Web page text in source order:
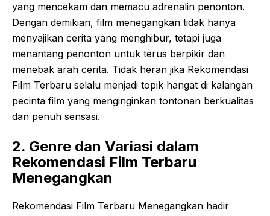
yang mencekam dan memacu adrenalin penonton.
Dengan demikian, film menegangkan tidak hanya
menyajikan cerita yang menghibur, tetapi juga
menantang penonton untuk terus berpikir dan
menebak arah cerita. Tidak heran jika Rekomendasi
Film Terbaru selalu menjadi topik hangat di kalangan
pecinta film yang menginginkan tontonan berkualitas
dan penuh sensasi.
2. Genre dan Variasi dalam
Rekomendasi Film Terbaru
Menegangkan
Rekomendasi Film Terbaru Menegangkan hadir